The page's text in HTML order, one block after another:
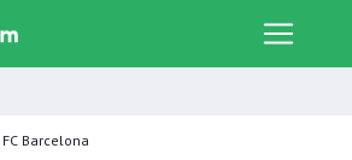
FC Barcelona